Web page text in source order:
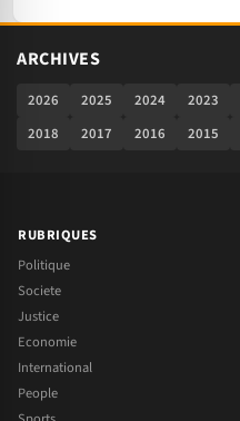
ARCHIVES
2026 2025 2024 2023
2018
2017 2016 2015
RUBRIQUES
Politique
Societe
Justice
Economie
International
People